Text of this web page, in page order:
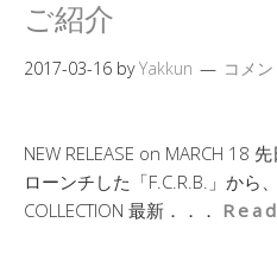
ご紹介
2017-03-16 byYakkun コメ
NEW RELEASE on MARCH 18
ローンチした「F.C.R.B.」か
COLLECTION 最新．．．